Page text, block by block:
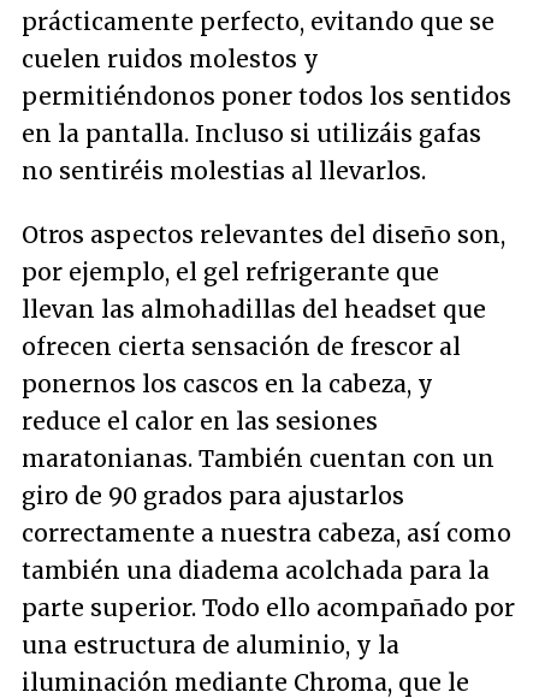
prácticamente perfecto, evitando que se
cuelen ruidos molestos y
permitiéndonos poner todos los sentidos
en la pantalla. Incluso si utilizáis gafas
no sentiréis molestias al llevarlos.
Otros aspectos relevantes del diseño son,
por ejemplo, el gel refrigerante que
llevan las almohadillas del headset que
ofrecen cierta sensación de frescor al
ponernos los cascos en la cabeza, y
reduce el calor en las sesiones
maratonianas. También cuentan con un
giro de 90 grados para ajustarlos
correctamente a nuestra cabeza, así como
también una diadema acolchada para la
parte superior. Todo ello acompañado por
una estructura de aluminio, y la
iluminación mediante Chroma, que le